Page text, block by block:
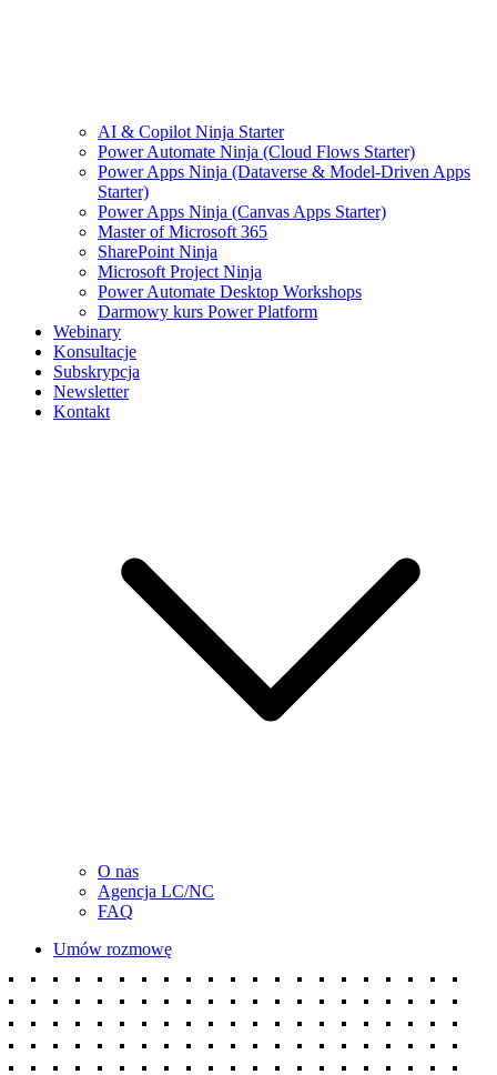
AI & Copilot Ninja Starter
Power Automate Ninja (Cloud Flows Starter)
Power Apps Ninja (Dataverse & Model-Driven Apps
Starter)
Power Apps Ninja (Canvas Apps Starter)
Master of Microsoft 365
SharePoint Ninja
Microsoft Project Ninja
Power Automate Desktop Workshops
Darmowy kurs Power Platform
Webinary
Konsultacje
Subskrypcja
Newsletter
Kontakt
O nas
Agencja LC/NC
FAQ
Umów rozmowę